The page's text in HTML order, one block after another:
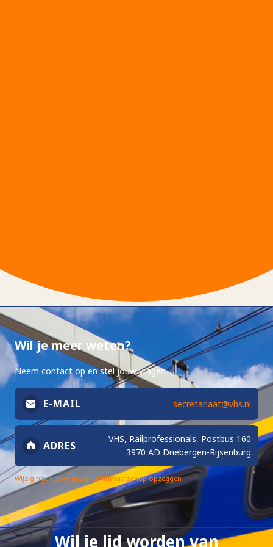
Wil je lid worden van
Wil je meer weten?
Neem contact op en stel jouw vragen.
E-MAIL secretariaat@vhs.nl
ADRES
VHS, Railprofessionals, Postbus 160
3970 AD Driebergen-Rijsenburg
Wijzigingen doorgeven of lidmaatschap opzeggen